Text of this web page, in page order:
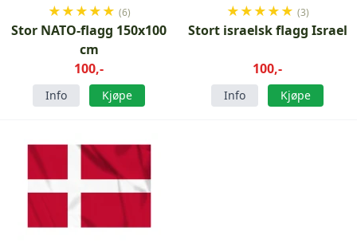
★★★★★ (6)
Stor NATO-flagg 150x100
cm
100,-
Info Kjøpe
★★★★★ (3)
Stort israelsk flagg Israel
100,-
Info Kjøpe